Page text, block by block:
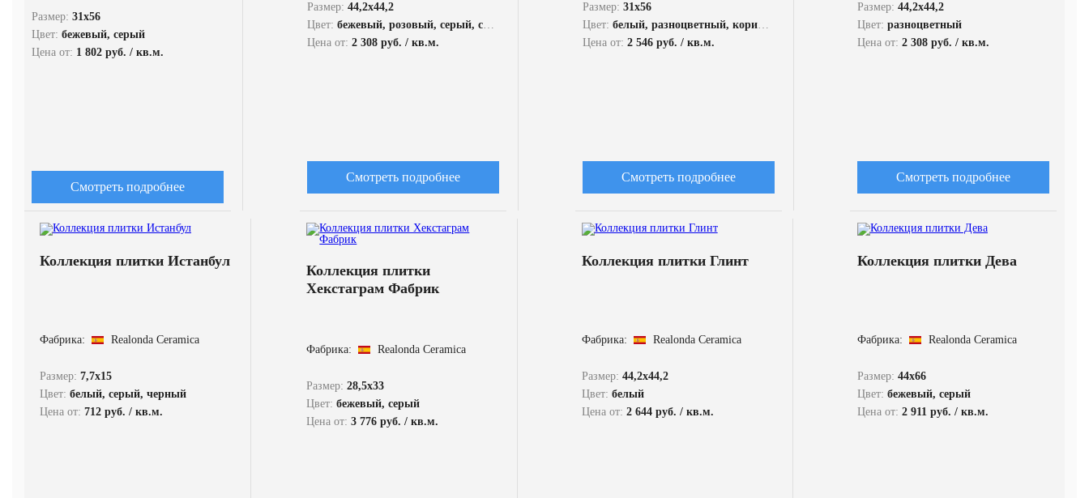
Размер: 31x56
Цвет: бежевый, серый
Цена от: 1 802 руб. / кв.м.
Смотреть подробнее
Размер:44,2x44,2
Цвет:бежевый, розовый, серый, синий
Цена от:2 308 руб. / кв.м.
Смотреть подробнее
Размер: 31x56
Цвет: белый, разноцветный, коричневый, красный, серый
Цена от: 2 546 руб. / кв.м.
Смотреть подробнее
Размер: 44,2x44,2
Цвет: разноцветный
Цена от: 2 308 руб. / кв.м.
Смотреть подробнее
Коллекция плитки Истанбул
Фабрика: Realonda Ceramica
Размер: 7,7x15
Цвет: белый, серый, черный
Цена от: 712 руб. / кв.м.
Коллекция плитки
Хекстаграм Фабрик
Фабрика: Realonda Ceramica
Размер:28,5x33
Цвет:бежевый, серый
Цена от:3 776 руб. / кв.м.
Коллекция плитки Глинт
Фабрика: Realonda Ceramica
Размер: 44,2x44,2
Цвет: белый
Цена от: 2 644 руб. / кв.м.
Коллекция плитки Дева
Фабрика: Realonda Ceramica
Размер: 44x66
Цвет: бежевый, серый
Цена от: 2 911 руб. / кв.м.